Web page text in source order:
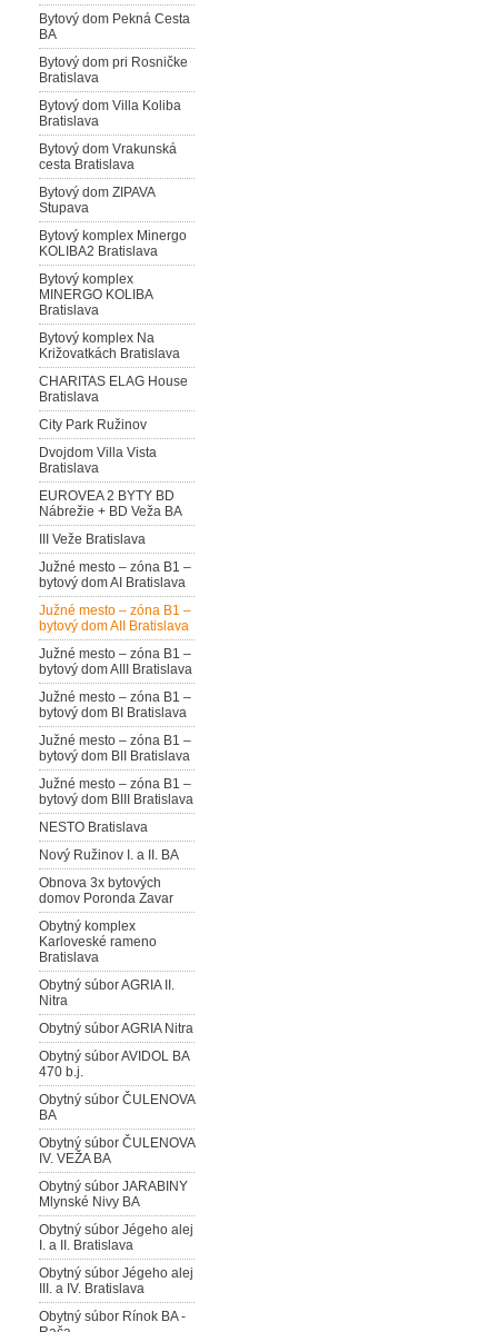
Bytový dom Pekná Cesta
BA
Bytový dom pri Rosničke
Bratislava
Bytový dom Villa Koliba
Bratislava
Bytový dom Vrakunská
cesta Bratislava
Bytový dom ZIPAVA
Stupava
Bytový komplex Minergo
KOLIBA2 Bratislava
Bytový komplex
MINERGO KOLIBA
Bratislava
Bytový komplex Na
Križovatkách Bratislava
CHARITAS ELAG House
Bratislava
City Park Ružinov
Dvojdom Villa Vista
Bratislava
EUROVEA 2 BYTY BD
Nábrežie + BD Veža BA
III Veže Bratislava
Južné mesto – zóna B1 –
bytový dom AI Bratislava
Južné mesto – zóna B1 –
bytový dom AII Bratislava
Južné mesto – zóna B1 –
bytový dom AIII Bratislava
Južné mesto – zóna B1 –
bytový dom BI Bratislava
Južné mesto – zóna B1 –
bytový dom BII Bratislava
Južné mesto – zóna B1 –
bytový dom BIII Bratislava
NESTO Bratislava
Nový Ružinov I. a II. BA
Obnova 3x bytových
domov Poronda Zavar
Obytný komplex
Karloveské rameno
Bratislava
Obytný súbor AGRIA II.
Nitra
Obytný súbor AGRIA Nitra
Obytný súbor AVIDOL BA
470 b.j.
Obytný súbor ČULENOVA
BA
Obytný súbor ČULENOVA
IV. VEŽA BA
Obytný súbor JARABINY
Mlynské Nivy BA
Obytný súbor Jégeho alej
I. a II. Bratislava
Obytný súbor Jégeho alej
III. a IV. Bratislava
Obytný súbor Rínok BA -